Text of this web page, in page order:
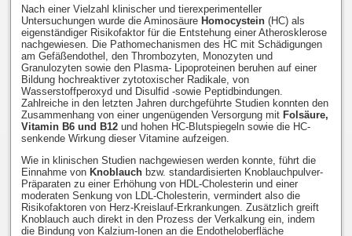
Nach einer Vielzahl klinischer und tierexperimenteller
Untersuchungen wurde die Aminosäure Homocystein(HC) als
eigenständiger Risikofaktor für die Entstehung einer Atherosklerose
nachgewiesen. Die Pathomechanismen des HC mit Schädigungen
am Gefäßendothel, den Thrombozyten, Monozyten und
Granulozyten sowie den Plasma- Lipoproteinen beruhen auf einer
Bildung hochreaktiver zytotoxischer Radikale, von
Wasserstoffperoxyd und Disulfid -sowie Peptidbindungen.
Zahlreiche in den letzten Jahren durchgeführte Studien konnten den
Zusammenhang von einer ungenügenden Versorgung mit Folsäure,
Vitamin B6 und B12und hohen HC-Blutspiegeln sowie die HC-
senkende Wirkung dieser Vitamine aufzeigen.
Wie in klinischen Studien nachgewiesen werden konnte, führt die
Einnahme von Knoblauchbzw. standardisierten Knoblauchpulver-
Präparaten zu einer Erhöhung von HDL-Cholesterin und einer
moderaten Senkung von LDL-Cholesterin, vermindert also die
Risikofaktoren von Herz-Kreislauf-Erkrankungen. Zusätzlich greift
Knoblauch auch direkt in den Prozess der Verkalkung ein, indem
die Bindung von Kalzium-Ionen an die Endotheloberfläche